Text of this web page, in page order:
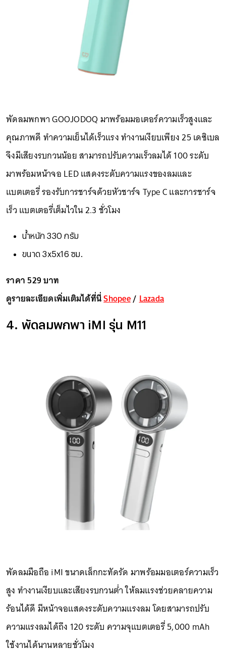
พัดลมพกพา GOOJODOQ มาพร้อมมอเตอร์ความเร็วสูงและ
คุณภาพดี ทำความเย็นได้เร็วแรง ทำงานเงียบเพียง 25 เดซิเบล
จึงมีเสียงรบกวนน้อย สามารถปรับความเร็วลมได้ 100 ระดับ
มาพร้อมหน้าจอ LED แสดงระดับความแรงของลมและ
แบตเตอรี่ รองรับการชาร์จด้วยหัวชาร์จ Type C และการชาร์จ
เร็ว แบตเตอรี่เต็มไวใน 2.3 ชั่วโมง
น้ำหนัก 330 กรัม
ขนาด 3x5x16 ซม.
ราคา 529 บาท
ดูรายละเอียดเพิ่มเติมได้ที่นี่Shopee/Lazada
4. พัดลมพกพา iMI รุ่น M11
พัดลมมือถือ iMI ขนาดเล็กกะทัดรัด มาพร้อมมอเตอร์ความเร็ว
สูง ทำงานเงียบและเสียงรบกวนต่ำ ให้ลมแรงช่วยคลายความ
ร้อนได้ดี มีหน้าจอแสดงระดับความแรงลม โดยสามารถปรับ
ความแรงลมได้ถึง 120 ระดับ ความจุแบตเตอรี่ 5,000 mAh
ใช้งานได้นานหลายชั่วโมง